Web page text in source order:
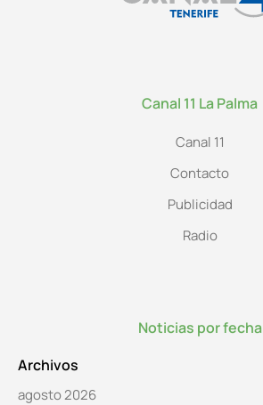
Canal 11 La Palma
Canal 11
Contacto
Publicidad
Radio
Noticias por fecha
Archivos
agosto 2026